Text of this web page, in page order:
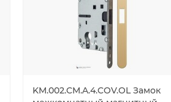
KM.002.CM.A.4.COV.OL Замок